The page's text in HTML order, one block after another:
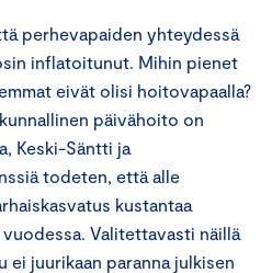
perhevapaiden yhteydessä
inflatoitunut. Mihin pienet
eivät olisi hoitovapaalla?
päivähoito on
Keski-Säntti ja
todeten, että alle
kustantaa
vuodessa. Valitettavasti näillä
juurikaan paranna julkisen